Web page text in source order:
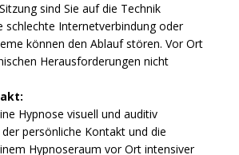
sind Sie auf die Technik
schlechte Internetverbindung oder
können den Ablauf stören. Vor Ort
Herausforderungen nicht
Hypnose visuell und auditiv
persönliche Kontakt und die
Hypnoseraum vor Ort intensiver